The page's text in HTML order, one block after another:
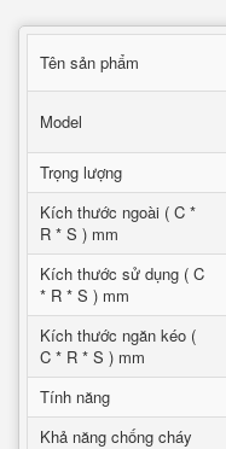
Tên sản phẩm
Model
Trọng lượng
Kích thước ngoài ( C *
R * S ) mm
Kích thước sử dụng ( C
* R * S ) mm
Kích thước ngăn kéo (
C * R * S ) mm
Tính năng
Khả năng chống cháy